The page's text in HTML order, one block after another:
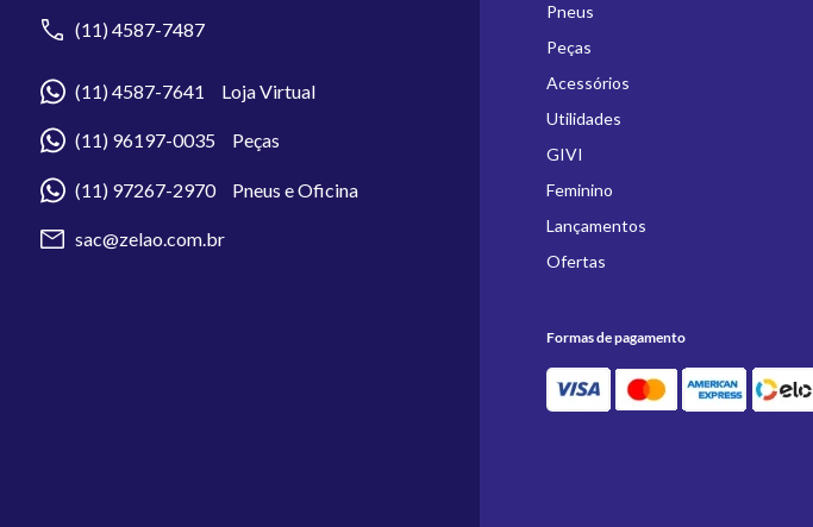
(11) 4587-7487
(11) 4587-7641 Loja Virtual
(11) 96197-0035 Peças
(11) 97267-2970 Pneus e Oficina
sac@zelao.com.br
Pneus
Peças
Acessórios
Utilidades
GIVI
Feminino
Lançamentos
Ofertas
Formas de pagamento